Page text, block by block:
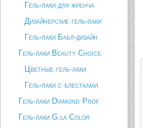
Гель-лаки для френча
Дизайнерские гель-лаки
Гель-лаки Бабл-дизайн
Гель-лаки Beauty Choice
Цветные гель-лаки
Гель-лаки с блестками
Гель-лаки Diamond Prof
Гель-лаки G.la Color